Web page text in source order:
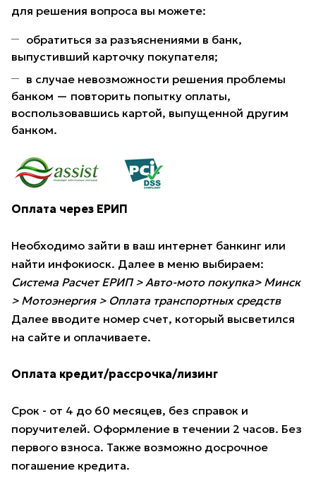
для решения вопроса вы можете:
обратиться за разъяснениями в банк,
выпустивший карточку покупателя;
в случае невозможности решения проблемы
банком — повторить попытку оплаты,
воспользовавшись картой, выпущенной другим
банком.
Оплата через ЕРИП
Необходимо зайти в ваш интернет банкинг или
найти инфокиоск. Далее в меню выбираем:
Система Расчет ЕРИП > Авто-мото покупка> Минск
> Мотоэнергия > Оплата транспортных средств
Далее вводите номер счет, который высветился
на сайте и оплачиваете.
Оплата кредит/рассрочка/лизинг
Срок - от 4 до 60 месяцев, без справок и
поручителей. Оформление в течении 2 часов. Без
первого взноса. Также возможно досрочное
погашение кредита.